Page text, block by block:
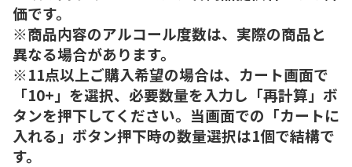
価です。
※商品内容のアルコール度数は、実際の商品と
異なる場合があります。
※11点以上ご購入希望の場合は、カート画面で
「10+」を選択、必要数量を入力し「再計算」ボ
タンを押下してください。当画面での「カートに
入れる」ボタン押下時の数量選択は1個で結構で
す。